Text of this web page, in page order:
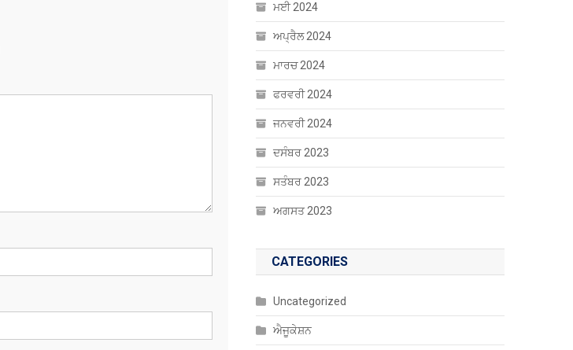
ਮਈ 2024
ਅਪ੍ਰੈਲ 2024
ਮਾਰਚ 2024
ਫਰਵਰੀ 2024
ਜਨਵਰੀ 2024
ਦਸੰਬਰ 2023
ਸਤੰਬਰ 2023
ਅਗਸਤ 2023
CATEGORIES
Uncategorized
ਐਜੂਕੇਸ਼ਨ